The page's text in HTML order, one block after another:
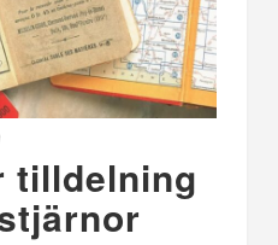
tilldelning